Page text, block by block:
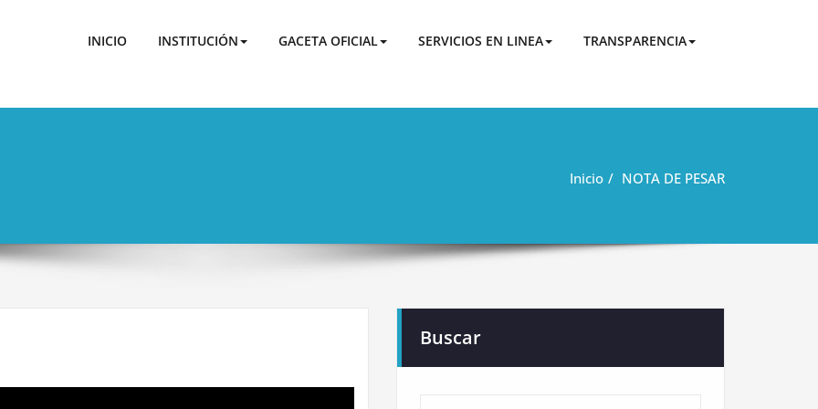
INICIO INSTITUCIÓN GACETA OFICIAL SERVICIOS EN LINEA TRANSPARENCIA
Inicio NOTA DE PESAR
Buscar